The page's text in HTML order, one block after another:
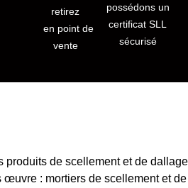
retirez
en point de
vente
possédons un
certificat SLL
sécurisé
produits de scellement et de dallage
œuvre : mortiers de scellement et de